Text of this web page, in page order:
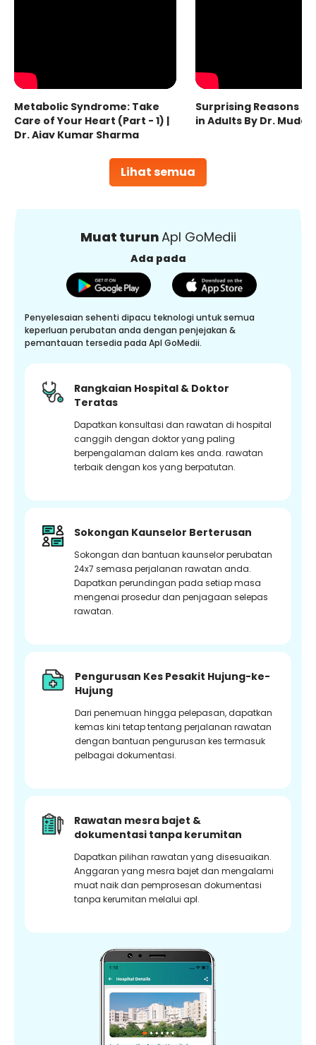
Lihat semua
Metabolic Syndrome: Take
Care of Your Heart (Part - 1) |
Dr. Ajay Kumar Sharma
Surprising Reasons
in Adults By Dr.
Muat turunApl GoMedii
Ada pada
Penyelesaian sehenti dipacu teknologi untuk semua
keperluan perubatan anda dengan penjejakan &
pemantauan tersedia pada Apl GoMedii.
Rangkaian Hospital & Doktor
Teratas
Dapatkan konsultasi dan rawatan di hospital
canggih dengan doktor yang paling
berpengalaman dalam kes anda. rawatan
terbaik dengan kos yang berpatutan.
Sokongan Kaunselor Berterusan
Sokongan dan bantuan kaunselor perubatan
24x7 semasa perjalanan rawatan anda.
Dapatkan perundingan pada setiap masa
mengenai prosedur dan penjagaan selepas
rawatan.
Pengurusan Kes Pesakit Hujung-ke-
Hujung
Dari penemuan hingga pelepasan, dapatkan
kemas kini tetap tentang perjalanan rawatan
dengan bantuan pengurusan kes termasuk
pelbagai dokumentasi.
Rawatan mesra bajet &
dokumentasi tanpa kerumitan
Dapatkan pilihan rawatan yang disesuaikan.
Anggaran yang mesra bajet dan mengalami
muat naik dan pemprosesan dokumentasi
tanpa kerumitan melalui apl.